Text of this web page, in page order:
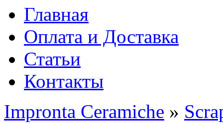
Главная
Оплата и Доставка
Статьи
Контакты
Impronta Ceramiche »